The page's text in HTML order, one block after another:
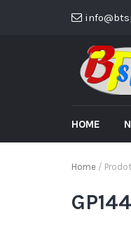
HOME
Home /
GP144